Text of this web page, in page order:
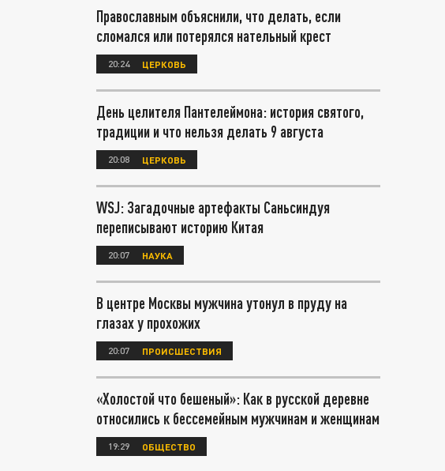
Православным объяснили, что делать, если
сломался или потерялся нательный крест
20:24 ЦЕРКОВЬ
День целителя Пантелеймона: история святого,
традиции и что нельзя делать 9 августа
20:08 ЦЕРКОВЬ
WSJ: Загадочные артефакты Саньсиндуя
переписывают историю Китая
20:07 НАУКА
В центре Москвы мужчина утонул в пруду на
глазах у прохожих
20:07 ПРОИСШЕСТВИЯ
«Холостой что бешеный»: Как в русской деревне
относились к бессемейным мужчинам и женщинам
19:29 ОБЩЕСТВО